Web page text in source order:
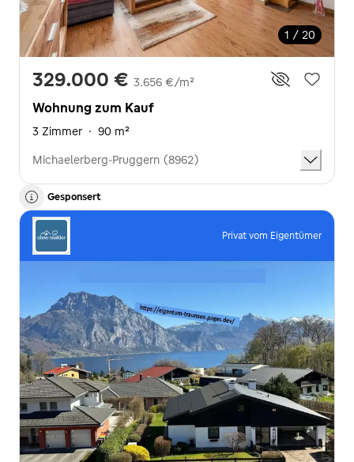
1 / 20
329.000 € 3.656 €/m²
Wohnung zum Kauf
3 Zimmer · 90 m²
Michaelerberg-Pruggern (8962)
Gesponsert
Privat vom Eigentümer